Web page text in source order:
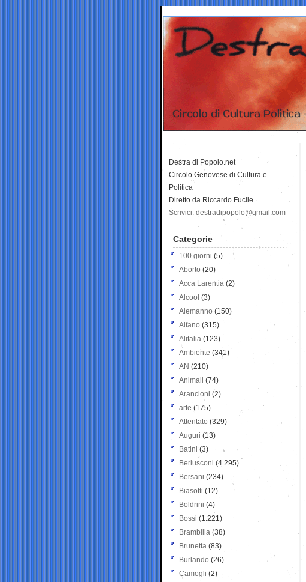
Destra di Popolo.net
Circolo Genovese di Cultura e
Politica
Diretto da Riccardo Fucile
Scrivici: destradipopolo@gmail.com
Categorie
100 giorni (5)
Aborto (20)
Acca Larentia (2)
Alcool (3)
Alemanno (150)
Alfano (315)
Alitalia (123)
Ambiente (341)
AN (210)
Animali (74)
Arancioni (2)
arte (175)
Attentato (329)
Auguri (13)
Batini (3)
Berlusconi (4.295)
Bersani (234)
Biasotti (12)
Boldrini (4)
Bossi (1.221)
Brambilla (38)
Brunetta (83)
Burlando (26)
Camogli (2)